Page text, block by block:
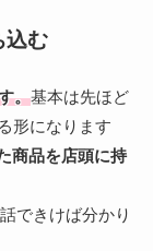
込む
。基本は先ほど
形になります
商品を店頭に持
できけば分かり